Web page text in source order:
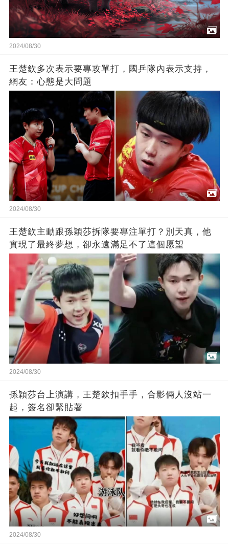
2024/08/30
王楚欽多次表示要專攻單打，國乒隊內表示支持，
網友：心態是大問題
2024/08/30
王楚欽主動跟孫穎莎拆隊要專注單打？別天真，他
實現了最終夢想，卻永遠滿足不了這個愿望
2024/08/30
孫穎莎台上演講，王楚欽扣手手，合影倆人沒站一
起，簽名卻緊貼著
2024/08/30